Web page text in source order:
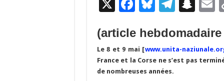
X
F
e
b
o
Bl
es
ky
T
e
gr
a
S
a
p
c
E
l
(article
Le 8 et 9 mai [www.unita-
France et la Corse ne s’est pas
de nombreuses années.